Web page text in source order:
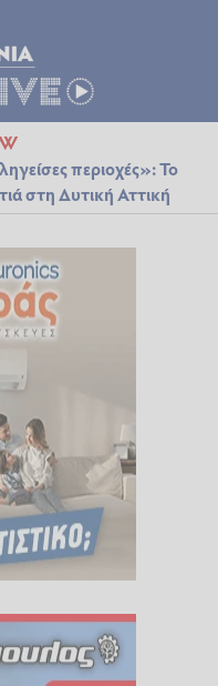
περιοχές»: Το
στη Δυτική Αττική